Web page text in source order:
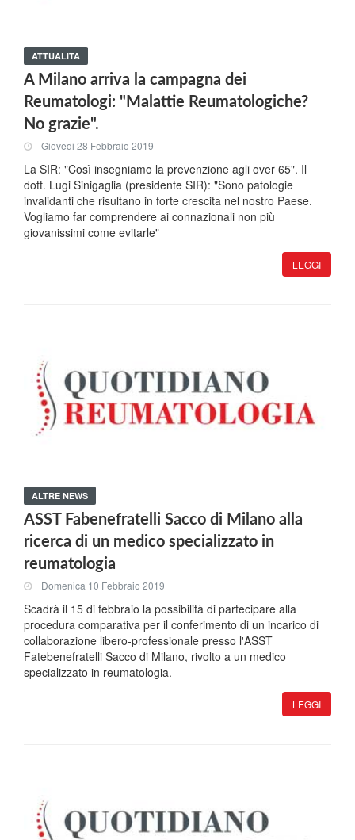
ATTUALITÀ
A Milano arriva la campagna dei
Reumatologi: "Malattie Reumatologiche?
No grazie".
Giovedi 28 Febbraio 2019
La SIR: "Così insegniamo la prevenzione agli over 65". Il
dott. Lugi Sinigaglia (presidente SIR): "Sono patologie
invalidanti che risultano in forte crescita nel nostro Paese.
Vogliamo far comprendere ai connazionali non più
giovanissimi come evitarle"
LEGGI
ALTRE NEWS
ASST Fabenefratelli Sacco di Milano alla
ricerca di un medico specializzato in
reumatologia
Domenica 10 Febbraio 2019
Scadrà il 15 di febbraio la possibilità di partecipare alla
procedura comparativa per il conferimento di un incarico di
collaborazione libero-professionale presso l'ASST
Fatebenefratelli Sacco di Milano, rivolto a un medico
specializzato in reumatologia.
LEGGI